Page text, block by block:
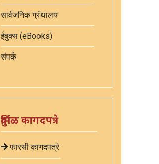
सार्वजनिक ग्रंथालय
ईबुक्स (eBooks)
संपर्क
दुर्मिळ कागदपत्रे
फारसी कागदपत्रे